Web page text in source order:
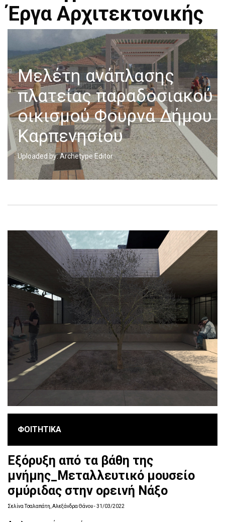
Έργα Αρχιτεκτονικής
Μελέτη ανάπλασης
πλατείας παραδοσιακού
οικισμού Φουρνά Δήμου
Καρπενησίου
Uploaded by: Archetype Editor
ΦΟΙΤΗΤΙΚΑ
Εξόρυξη από τα βάθη της
μνήμης_Μεταλλευτικό μουσείο
σμύριδας στην ορεινή Νάξο
Σελίνα Τσαλαπάτη, Αλεξάνδρα Θάνου- 31/03/2022